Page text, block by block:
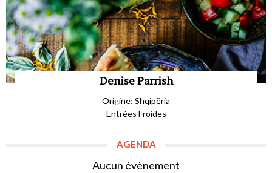
Denise Parrish
Origine: Shqipëria
Entrées Froides
AGENDA
Aucun évènement